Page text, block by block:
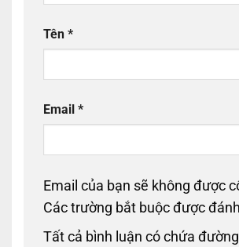
Tên *
Email *
Email của bạn sẽ không được
Các trường bắt buộc được
Tất cả bình luận có chứa